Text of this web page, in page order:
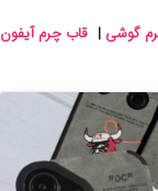
گوشی | قاب چرم آیفون